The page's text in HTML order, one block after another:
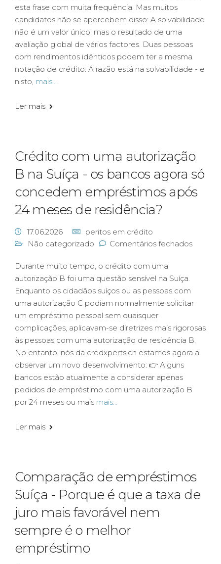
esta frase com muita frequência. Mas muitos
candidatos não se apercebem disso: A solvabilidade
não é um valor único, mas o resultado de uma
avaliação global de vários factores. Duas pessoas
com rendimentos idênticos podem ter a mesma
notação de crédito: A razão está na solvabilidade - e
nisto, mais...
Ler mais
Crédito com uma autorização
B na Suíça - os bancos agora só
concedem empréstimos após
24 meses de residência?
17.06.2026
peritos em crédito
Não categorizado
Comentários fechados
Durante muito tempo, o crédito com uma
autorização B foi uma questão sensível na Suíça.
Enquanto os cidadãos suíços ou as pessoas com
uma autorização C podiam normalmente solicitar
um empréstimo pessoal sem quaisquer
complicações, aplicavam-se diretrizes mais rigorosas
às pessoas com uma autorização de residência B.
No entanto, nós da credxperts.ch estamos agora a
observar um novo desenvolvimento: 👉 Alguns
bancos estão atualmente a considerar apenas
pedidos de empréstimo com uma autorização B
por 24 meses ou mais mais...
Ler mais
Comparação de empréstimos
Suíça - Porque é que a taxa de
juro mais favorável nem
sempre é o melhor
empréstimo